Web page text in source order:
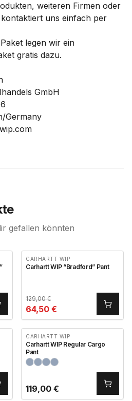
weiteren Firmen oder
uns einfach per
legen wir ein
gratis dazu.
GmbH
Germany
gefallen könnten
CARHARTT WIP
Carhartt WIP “Bradford” Pant
129,00€
64,50 €
CARHARTT WIP
Carhartt WIP Regular Cargo
Pant
119,00 €